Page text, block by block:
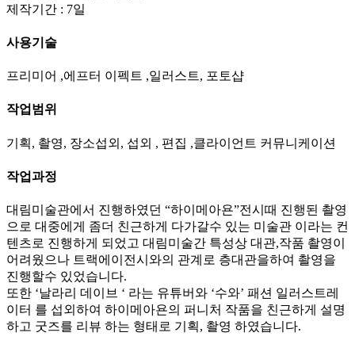
제작기간 : 7일
사용기술
프리미어 ,에프터 이펙트 ,일러스트, 포토샵
작업범위
기획, 촬영, 장소섭외, 섭외 , 편집 ,클라이언트 커뮤니케이션
작업과정
대림미술관에서 진행하였던 “하이메아욘”전시때 진행된 촬영
으로 대중에게 좀더 친근하게 다가갈수 있는 미술관 이라는 컨
텐츠로 진행하게 되었고 대림미술간 특성상 대관,작품 촬영이
어려웠으나 트랙에이전시와의 관계로 층대관을하여 촬영을
진행할수 있었습니다.
또한 ‘날라리 데이브 ‘ 라는 유튜버와 ‘수와’ 패션 일러스트레
이터 를 섭외하여 하이메아욘의 퍼니처 작품을 친근하게 설명
하고 굿즈를 리뷰 하는 형태로 기획, 촬영 하였습니다.